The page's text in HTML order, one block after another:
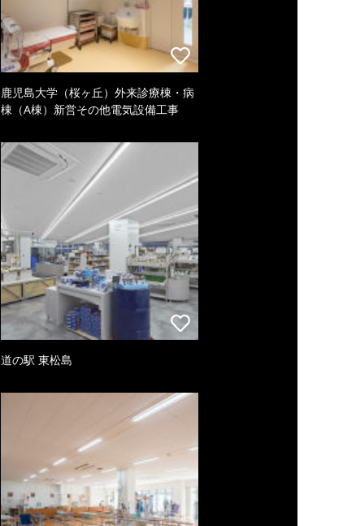
鹿児島大学（桜ヶ丘）外来診療棟・病
棟（A棟）新営その他電気設備工事
道の駅 東松島